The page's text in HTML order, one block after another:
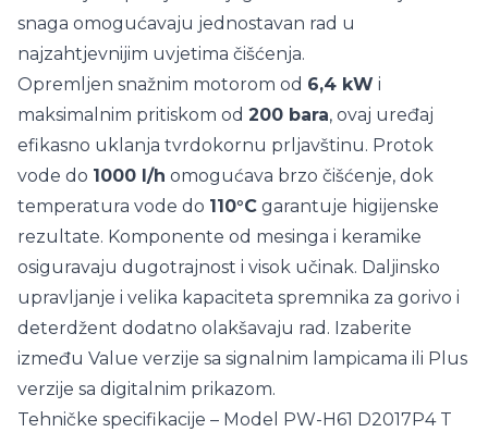
snaga omogućavaju jednostavan rad u
najzahtjevnijim uvjetima čišćenja.
Opremljen snažnim motorom od 6,4 kW i
maksimalnim pritiskom od 200 bara, ovaj uređaj
efikasno uklanja tvrdokornu prljavštinu. Protok
vode do 1000 l/h omogućava brzo čišćenje, dok
temperatura vode do 110°C garantuje higijenske
rezultate. Komponente od mesinga i keramike
osiguravaju dugotrajnost i visok učinak. Daljinsko
upravljanje i velika kapaciteta spremnika za gorivo i
deterdžent dodatno olakšavaju rad. Izaberite
između Value verzije sa signalnim lampicama ili Plus
verzije sa digitalnim prikazom.
Tehničke specifikacije – Model PW-H61 D2017P4 T